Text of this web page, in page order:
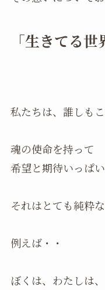
「生きてる世
私たちは、誰しも
魂の使命を持って
希望と期待いっぱ
それはとても純粋な
例えば・・
ぼくは、わたしは、